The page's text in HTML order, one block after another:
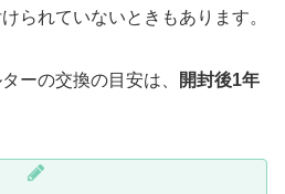
られていないときもあります。
ーの交換の目安は、
開封後1年